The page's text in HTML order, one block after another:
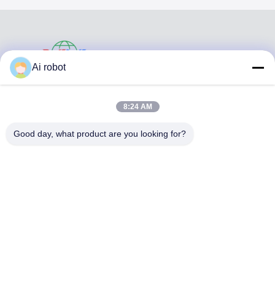
VIVI DENTAI
Ai robot
8:24 AM
Good day, what product are you looking for?